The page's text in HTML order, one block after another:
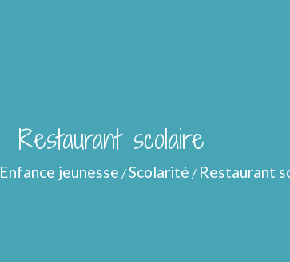
Restaurant scolaire
Enfance jeunesse /Scolarité / Restaurant